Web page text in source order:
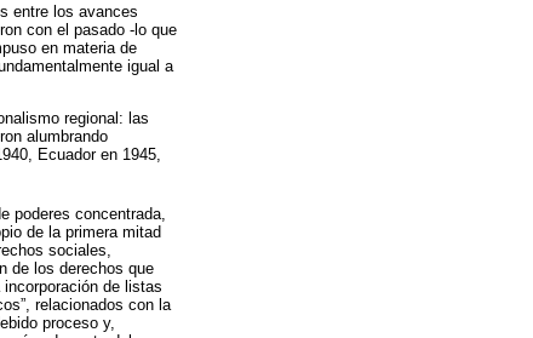
entre los avances
con el pasado -lo que
en materia de
igual a
regional: las
alumbrando
Ecuador en 1945,
poderes concentrada,
de la primera mitad
sociales,
de los derechos que
de listas
relacionados con la
proceso y,